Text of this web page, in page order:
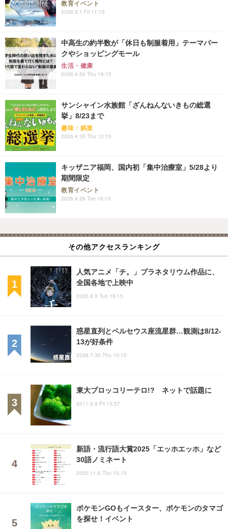
教育イベント
2026.5.1 Fri 11:15
中高生の約半数が「休日も制服着用」テーマパー
クやショッピングモール
生活・健康
2026.4.30 Thu 19:15
サンシャイン水族館「ざんねんないきもの総選
挙」8/23まで
趣味・娯楽
2026.4.30 Thu 12:15
キッザニア福岡、国内初「集中治療室」5/28より
期間限定
教育イベント
2026.4.28 Tue 16:15
その他アクセスランキング
人気アニメ「チ。」プラネタリウム作品に、
全国各地で上映中
2026.6.9 Tue 18:15
惑星直列とペルセウス座流星群…観測は8/12-
13が好条件
2026.7.30 Thu 10:15
東大ブロッコリーテロ!? ネットで話題に
2011.9.9 Fri 15:57
新語・流行語大賞2025「エッホエッホ」など
30語ノミネート
2025.11.6 Thu 15:15
ポケモンGOもイースター、ポケモンのタマゴ
を探せ！イベント